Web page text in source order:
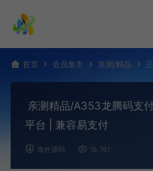
首页 会员集市 亲测/精品
亲测精品/A353龙腾码支
平台 | 兼容易支付
海外源码 16,761